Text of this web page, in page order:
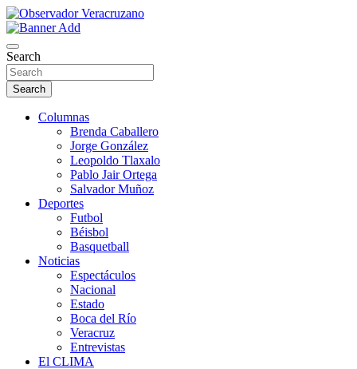
Skip
to
content
Observador Veracruzano
Search
Search
Columnas
Brenda Caballero
Jorge González
Leopoldo Tlaxalo
Pablo Jair Ortega
Salvador Muñoz
Deportes
Futbol
Béisbol
Basquetball
Noticias
Espectáculos
Nacional
Estado
Boca del Río
Veracruz
Entrevistas
El CLIMA